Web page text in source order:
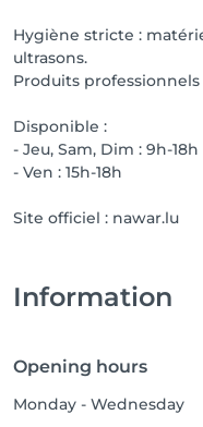
Hygiène stricte :
ultrasons.
Produits
Disponible :
- Jeu, Sam, Dim : 9h-18h
- Ven : 15h-18h
Site officiel : nawar.lu
Information
Opening hours
Monday - Wednesday